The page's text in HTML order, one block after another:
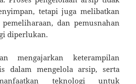
tetapi juga melibatkan
pemeliharaan, dan pemusnahan
diperlukan.
mengajarkan keterampilan
dalam mengelola arsip, serta
teknologi untuk